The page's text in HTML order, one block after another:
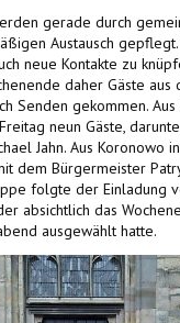
gerade durch
Austausch gepflegt.
neue Kontakte zu
daher Gäste aus
Senden gekommen. Aus
neun Gäste,
Jahn. Aus Koronowo
dem Bürgermeister
folgte der Einladung
absichtlich das
ausgewählt hatte.